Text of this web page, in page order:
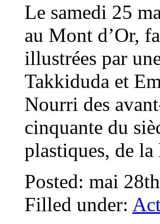
Le samedi 25
au Mont d’Or,
illustrées par
Takkiduda et
Nourri des
cinquante du
plastiques, de
Posted: mai
Filled under: